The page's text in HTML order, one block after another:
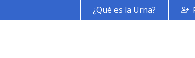
Pasar al contenido principal¿Qué es la Urna?